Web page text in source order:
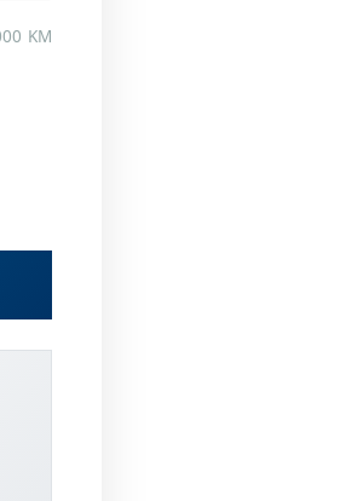
KM